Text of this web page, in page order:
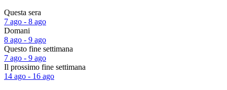
Questa sera
7 ago - 8 ago
Domani
8 ago - 9 ago
Questo fine settimana
7 ago - 9 ago
Il prossimo fine settimana
14 ago - 16 ago